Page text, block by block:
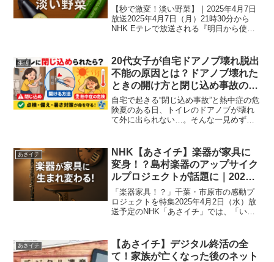
ロが直伝｜2025年4月7日放送
【秒で激変！淡い野菜】｜2025年4月7日
放送2025年4月7日（月）21時30分から
NHK Eテレで放送される『明日から使え
をテーマに、プロの料理人と食物学の専
門家...
生活
20代女子が自宅ドアノブ壊れ脱出
不能の原因とは？ドアノブ壊れた
ときの開け方と閉じ込め事故の危
険性・熱中症対策【仰天ニュース
で紹介】
自宅で起きる“閉じ込め事故”と熱中症の危
険夏のある日、トイレのドアノブが壊れ
て外に出られない…。そんな一見めずら
測不可！身近な命の危険…20代女子が自
宅ドアノブ壊れ脱出...
あさイチ
NHK【あさイチ】楽器が家具に
変身！？島村楽器のアップサイク
ルプロジェクトが話題に｜2025
年4月2日放送
「楽器家具！？」千葉・市原市の感動プ
ロジェクトを特集2025年4月2日（水）放
送予定のNHK「あさイチ」では、「いま
られるのは、使われなくなった楽器が家
具に生まれ変...
あさイチ
【あさイチ】デジタル終活の全
て！家族が亡くなった後のネット